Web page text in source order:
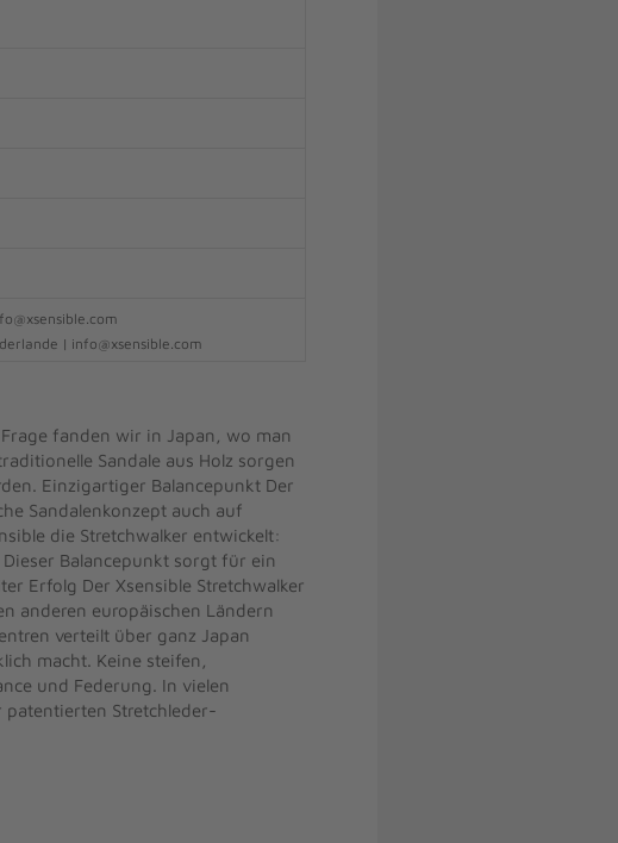
| info@xsensible.com
fanden wir in Japan, wo man
Sandale aus Holz sorgen
Einzigartiger Balancepunkt Der
Sandalenkonzept auch auf
die Stretchwalker entwickelt:
Balancepunkt sorgt für ein
Erfolg Der Xsensible Stretchwalker
anderen europäischen Ländern
verteilt über ganz Japan
macht. Keine steifen,
und Federung. In vielen
patentierten Stretchleder-